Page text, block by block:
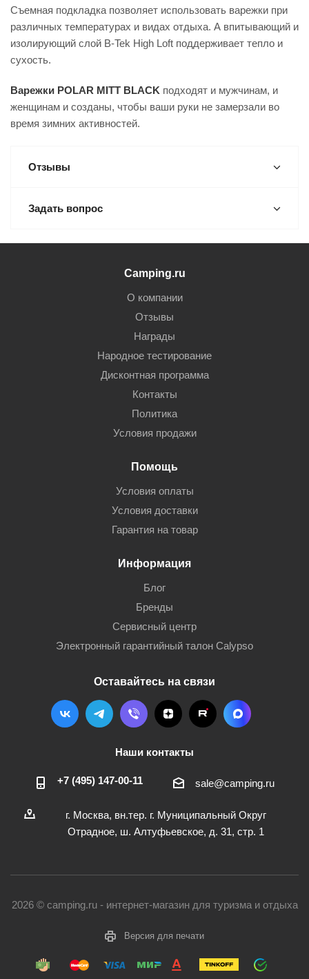
Съемная подкладка позволяет использовать варежки при
различных температурах и видах отдыха. А впитывающий и
изолирующий слой B-Tek High Loft поддерживает тепло и
сухость.
Варежки POLAR MITT BLACK подходят и мужчинам, и
женщинам и созданы, чтобы ваши руки не замерзали во
время зимних активностей.
Отзывы
Задать вопрос
Camping.ru
О компании
Отзывы
Награды
Народное тестирование
Дисконтная программа
Контакты
Политика
Условия продажи
Помощь
Условия оплаты
Условия доставки
Гарантия на товар
Информация
Блог
Бренды
Сервисный центр
Электронный гарантийный талон Calypso
Оставайтесь на связи
Наши контакты
+7 (495) 147-00-11 sale@camping.ru
г. Москва, вн.тер. г. Муниципальный Округ
Отрадное, ш. Алтуфьевское, д. 31, стр. 1
2026 © camping.ru - интернет-магазин для туризма и отдыха
Версия для печати